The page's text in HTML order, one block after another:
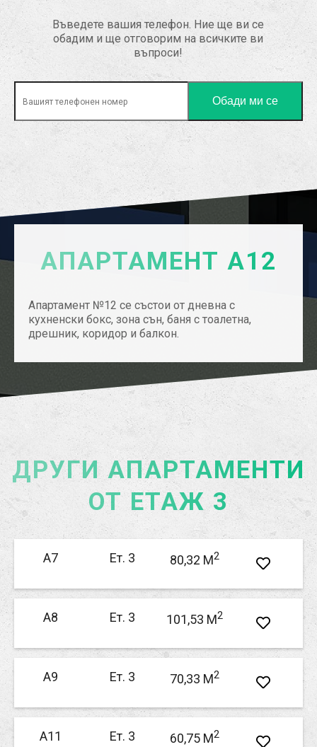
Въведете вашия телефон. Ние ще ви се
обадим и ще отговорим на всичките ви
въпроси!
АПАРТАМЕНТ А12
Апартамент №12 се състои от дневна с
кухненски бокс, зона сън, баня с тоалетна,
дрешник, коридор и балкон.
ДРУГИ АПАРТАМЕНТИ
ОТ ЕТАЖ 3
А7 Ет. 3 80,32 M2
А8 Ет. 3 101,53 M2
А9 Ет. 3 70,33 M2
А11 Ет. 3 60,75 M2